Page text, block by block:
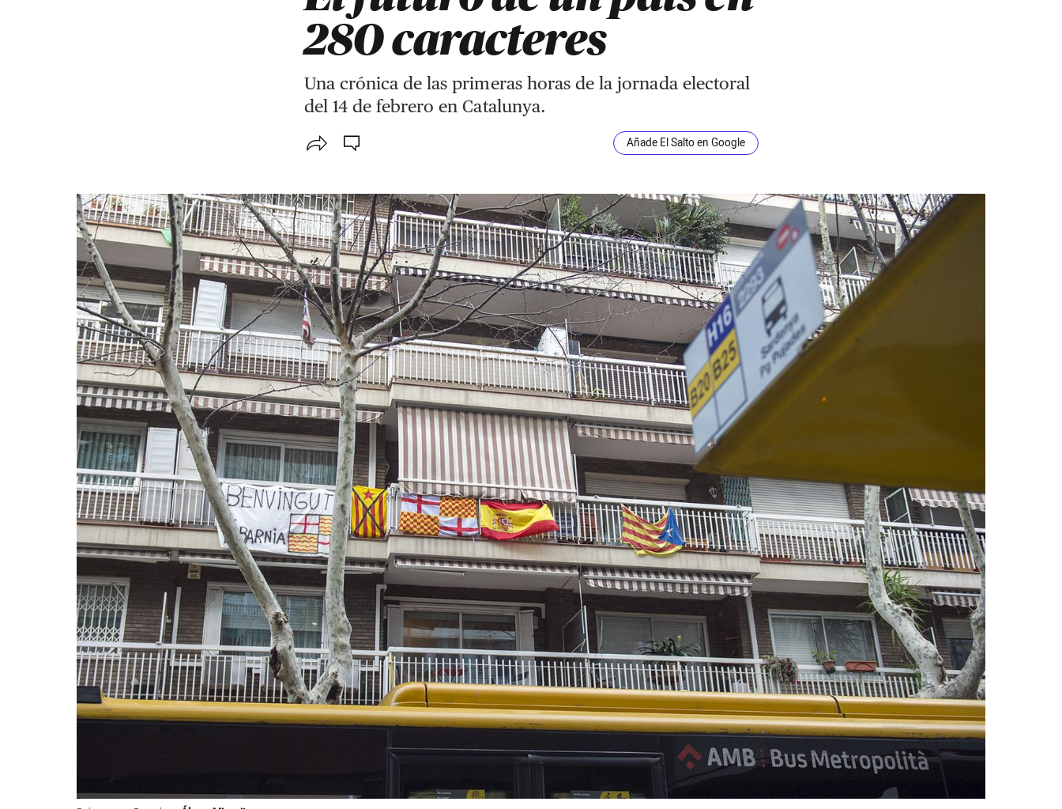
280 caracteres
Una crónica de las primeras horas de la jornada electoral
del 14 de febrero en Catalunya.
Añade El Salto en Google